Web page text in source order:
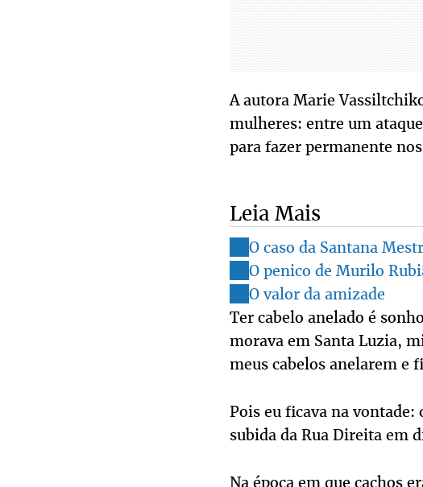
A autora Marie
mulheres: entre um
para fazer permanente
Leia Mais
O caso da Santana
O penico de Murilo
O valor da amizade
Ter cabelo anelado é
morava em Santa Luzia,
meus cabelos anelarem e
Pois eu ficava na vontade:
subida da Rua Direita em
Na época em que cachos